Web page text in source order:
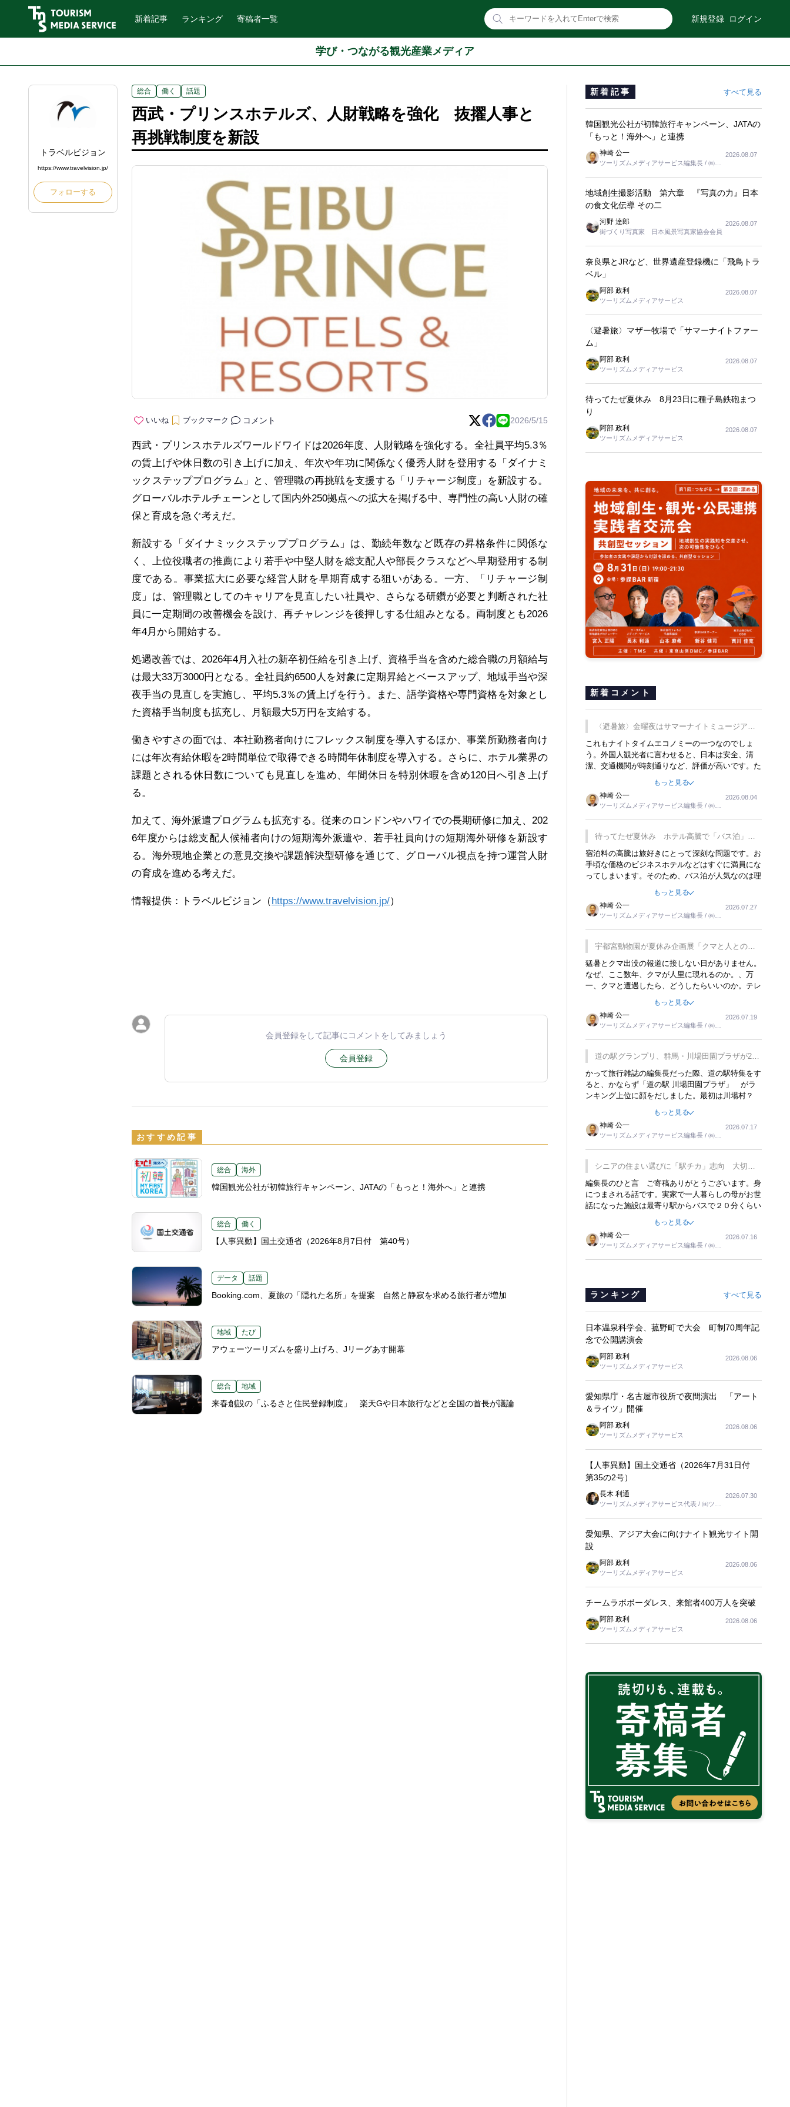
新着記事 ランキング 寄稿者一覧 新規登録 ログイン
学び・つながる観光産業メディア
トラベルビジョン
https://www.travelvision.jp/
フォローする
総合 働く 話題
西武・プリンスホテルズ、人財戦略を強化 抜擢人事と
再挑戦制度を新設
いいね ブックマーク コメント 2026/5/15
西武・プリンスホテルズワールドワイドは2026年度、人財戦略を強化する。全社員平均5.3％
の賃上げや休日数の引き上げに加え、年次や年功に関係なく優秀人財を登用する「ダイナミ
ックステッププログラム」と、管理職の再挑戦を支援する「リチャージ制度」を新設する。
グローバルホテルチェーンとして国内外250拠点への拡大を掲げる中、専門性の高い人財の確
保と育成を急ぐ考えだ。
新設する「ダイナミックステッププログラム」は、勤続年数など既存の昇格条件に関係な
く、上位役職者の推薦により若手や中堅人財を総支配人や部長クラスなどへ早期登用する制
度である。事業拡大に必要な経営人財を早期育成する狙いがある。一方、「リチャージ制
度」は、管理職としてのキャリアを見直したい社員や、さらなる研鑽が必要と判断された社
員に一定期間の改善機会を設け、再チャレンジを後押しする仕組みとなる。両制度とも2026
年4月から開始する。
処遇改善では、2026年4月入社の新卒初任給を引き上げ、資格手当を含めた総合職の月額給与
は最大33万3000円となる。全社員約6500人を対象に定期昇給とベースアップ、地域手当や深
夜手当の見直しを実施し、平均5.3％の賃上げを行う。また、語学資格や専門資格を対象とし
た資格手当制度も拡充し、月額最大5万円を支給する。
働きやすさの面では、本社勤務者向けにフレックス制度を導入するほか、事業所勤務者向け
には年次有給休暇を2時間単位で取得できる時間年休制度を導入する。さらに、ホテル業界の
課題とされる休日数についても見直しを進め、年間休日を特別休暇を含め120日へ引き上げ
る。
加えて、海外派遣プログラムも拡充する。従来のロンドンやハワイでの長期研修に加え、202
6年度からは総支配人候補者向けの短期海外派遣や、若手社員向けの短期海外研修を新設す
る。海外現地企業との意見交換や課題解決型研修を通じて、グローバル視点を持つ運営人財
の育成を進める考えだ。
情報提供：トラベルビジョン（ https://www.travelvision.jp/）
会員登録をして記事にコメントをしてみましょう
会員登録
おすすめ記事
総合 海外
韓国観光公社が初韓旅行キャンペーン、JATAの「もっと！海外へ」と連携
総合 働く
【人事異動】国土交通省（2026年8月7日付 第40号）
データ 話題
Booking.com、夏旅の「隠れた名所」を提案 自然と静寂を求める旅行者が増加
地域 たび
アウェーツーリズムを盛り上げろ、Jリーグあす開幕
総合 地域
来春創設の「ふるさと住民登録制度」 楽天Gや日本旅行などと全国の首長が議論
新着記事 すべて見る
韓国観光公社が初韓旅行キャンペーン、JATAの
「もっと！海外へ」と連携
神崎 公一
ツーリズムメディアサービス編集長 / ㈱ツ
2026.08.07
地域創生撮影活動 第六章 『写真の力』日本
の食文化伝導 その二
河野 達郎
街づくり写真家 日本風景写真家協会会員
2026.08.07
奈良県とJRなど、世界遺産登録機に「飛鳥トラ
ベル」
阿部 政利
ツーリズムメディアサービス
2026.08.07
〈避暑旅〉マザー牧場で「サマーナイトファー
ム」
阿部 政利
ツーリズムメディアサービス
2026.08.07
待ってたぜ夏休み 8月23日に種子島鉄砲まつ
り
阿部 政利
ツーリズムメディアサービス
2026.08.07
新着コメント
〈避暑旅〉金曜夜はサマーナイトミュージア
ム、都立6施設で
これもナイトタイムエコノミーの一つなのでしょ
う。外国人観光者に言わせると、日本は安全、清
潔、交通機関が時刻通りなど、評価が高いです。た
す。そのような意味で、金曜夜にこのようなイベン
トが行われれば、日本人に限らず外国人にとっても
楽しみが増えるでしょうね。
もっと見る
神崎 公一
ツーリズムメディアサービス編集長 / ㈱ツ
2026.08.04
待ってたぜ夏休み ホテル高騰で「バス泊」人
気
宿泊料の高騰は旅好きにとって深刻な問題です。お
手頃な価格のビジネスホテルなどはすぐに満員にな
ってしまいます。そのため、バス泊が人気なのは理
行をした時は、移動はグレイハウンドバスでした。
夕方から夜の便を利用してホテル代を浮かせていま
した。ただし、若いからできたことです。若い人が
夜行バスで京都に行った、青森に行ったと聞くと、
疲れが残らないのかなと思ってしまいます。
もっと見る
神崎 公一
ツーリズムメディアサービス編集長 / ㈱ツ
2026.07.27
宇都宮動物園が夏休み企画展「クマと人との距
離」を7月20日から開催
猛暑とクマ出没の報道に接しない日がありません。
なぜ、ここ数年、クマが人里に現れるのか。、万
一、クマと遭遇したら、どうしたらいいのか。テレ
るなんてことは、冗談でもいえません。そんな中
で、この企画展はタイムリーですね。
もっと見る
神崎 公一
ツーリズムメディアサービス編集長 / ㈱ツ
2026.07.19
道の駅グランプリ、群馬・川場田園プラザが2連
覇
かって旅行雑誌の編集長だった際、道の駅特集をす
ると、かならず「道の駅 川場田園プラザ」 がラ
ンキング上位に顔をだしました。最初は川場村？
れ永井 彰一社長にインタビューしたら、興味深い
話が次々が飛び出しました。プレゼンも巧みで、今
でも思い出すことが２つあります。一つは、従業員
に東京ディズニーランドを見学させ、サービス業、
接客業の何かを理解してもらっていることです。
もう一つは1800円もするプレミアムヨーグルトを
販売するにあたり、社内に懸念もあったそうです。
永井社長は、駐車場に都内ナンバーの高級外車が停
まっていることに目をつけ、高級商品でも売れると
確信したそうです。今回の記事を懐かしく読みまし
もっと見る
神崎 公一
ツーリズムメディアサービス編集長 / ㈱ツ
2026.07.17
シニアの住まい選びに「駅チカ」志向 大切な
のは出かけたくなる暮らし
編集長のひと言 ご寄稿ありがとうございます。身
につまされる話です。実家で一人暮らしの母がお世
話になった施設は最寄り駅からバスで２０分くらい
りました。母の住まいから近いという理由で、その
施設を選択したのですが、私と妹にとっては、半日
仕事ででした。シニアの住まい選びは、当人だけで
はなく、世話をする家族の足の便も考えない外池な
もっと見る
神崎 公一
ツーリズムメディアサービス編集長 / ㈱ツ
2026.07.16
ランキング すべて見る
日本温泉科学会、菰野町で大会 町制70周年記
念で公開講演会
阿部 政利
ツーリズムメディアサービス
2026.08.06
愛知県庁・名古屋市役所で夜間演出 「アート
＆ライツ」開催
阿部 政利
ツーリズムメディアサービス
2026.08.06
【人事異動】国土交通省（2026年7月31日付
第35の2号）
長木 利通
ツーリズムメディアサービス代表 / ㈱ツー
2026.07.30
愛知県、アジア大会に向けナイト観光サイト開
設
阿部 政利
ツーリズムメディアサービス
2026.08.06
チームラボボーダレス、来館者400万人を突破
阿部 政利
ツーリズムメディアサービス
2026.08.06